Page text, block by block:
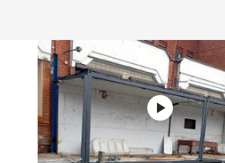
Image